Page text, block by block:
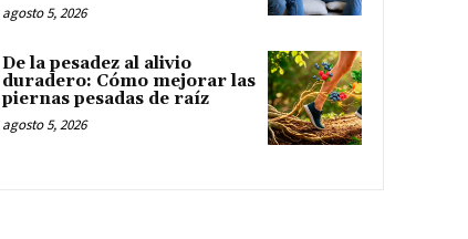
agosto 5, 2026
De la pesadez al alivio
duradero: Cómo mejorar las
piernas pesadas de raíz
agosto 5, 2026